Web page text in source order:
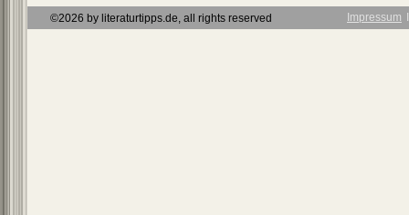
©2026 by literaturtipps.de, all rights reserved Impressum